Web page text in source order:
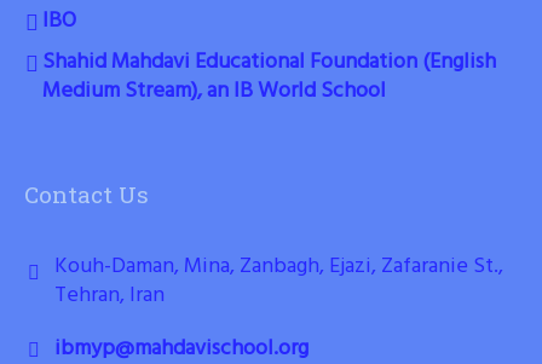
IBO
Shahid Mahdavi Educational Foundation (English
Medium Stream), an IB World School
Contact Us
Kouh-Daman, Mina, Zanbagh, Ejazi, Zafaranie St.,
Tehran, Iran
ibmyp@mahdavischool.org